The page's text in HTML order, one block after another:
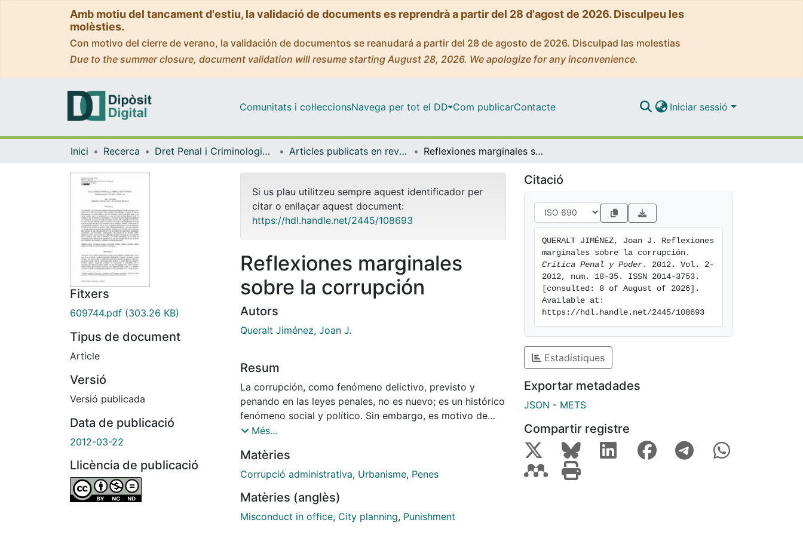
Amb motiu del tancament d'estiu, la validació de documents es reprendrà a partir del 28 d'agost de 2026. Disculpeu les
molèsties.
Con motivo del cierre de verano, la validación de documentos se reanudará a partir del 28 de agosto de 2026. Disculpad las molestias
Due to the summer closure, document validation will resume starting August 28, 2026. We apologize for any inconvenience.
Comunitats i col·leccionsNavega per tot el DD Com publicarContacte Iniciar sessió
Inici Recerca Dret Penal i Criminologia, i Dret Internacional Públic i Relacions Internacional Articles publicats en revistes (Dret Penal i Criminologia, i Dret Internacional Públic i Relacions Internacional) Reflexiones marginales sobre la corrupción
Fitxers
609744.pdf (303.26 KB)
Tipus de document
Article
Versió
Versió publicada
Data de publicació
2012-03-22
Llicència de publicació
Si us plau utilitzeu sempre aquest identificador per
citar o enllaçar aquest document:
https://hdl.handle.net/2445/108693
Reflexiones marginales
sobre la corrupción
Autors
Queralt Jiménez, Joan J.
Resum
La corrupción, como fenómeno delictivo, previsto y
penando en las leyes penales, no es nuevo; es un histórico
fenómeno social y político. Sin embargo, es motivo de
enorme preocupación. La razón estriba en que la
como en el privado, y su cada vez más frecuente ligazón,
corre el peligro de, por su reiteración, convertirse en
pondría en peligro la propia esencia de la sociedad actual.
Por ello se hace necesario abordar desde una perspectiva
Més...
Matèries
Corrupció administrativa, Urbanisme, Penes
Matèries (anglès)
Misconduct in office, City planning, Punishment
Citació
QUERALT JIMÉNEZ, Joan J. Reflexiones
Crítica Penal y Poder . 2012. Vol. 2-
2012, num. 18-35. ISSN 2014-3753.
[consulted: 8 of August of 2026].
Available at:
https://hdl.handle.net/2445/108693
Estadístiques
Exportar metadades
JSON - METS
Compartir registre